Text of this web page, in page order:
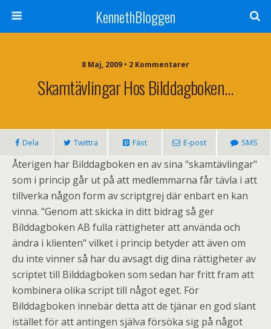
KennethBloggen
8 Maj, 2009 • 2 Kommentarer
Skamtävlingar Hos Bilddagboken…
Dela Twittra Fäst E-post SMS
Återigen har Bilddagboken en av sina "skamtävlingar"
som i princip går ut på att medlemmarna får tävla i att
tillverka någon form av scriptgrej där enbart en kan
vinna. "Genom att skicka in ditt bidrag så ger
Bilddagboken AB fulla rättigheter att använda och
ändra i klienten" vilket i princip betyder att även om
du inte vinner så har du avsagt dig dina rättigheter av
scriptet till Bilddagboken som sedan har fritt fram att
kombinera olika script till något eget. För
Bilddagboken innebär detta att de tjänar en god slant
istället för att antingen själva försöka sig på något